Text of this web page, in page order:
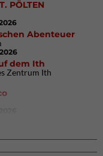
PÖLTEN
Abenteuer
dem Ith
Zentrum Ith